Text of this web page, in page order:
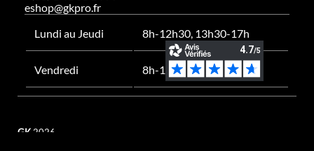
eshop@gkpro.fr
Lundi au Jeudi
8h-12h30, 13h30-17h
Vendredi 8h-12h30, 13h30-16h
GK 2026